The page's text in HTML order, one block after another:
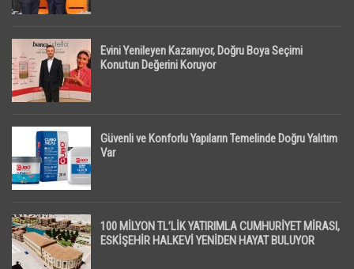
Evini Yenileyen Kazanıyor, Doğru Boya Seçimi
Konutun Değerini Koruyor
Güvenli ve Konforlu Yapıların Temelinde Doğru Yalıtım
Var
100 MİLYON TL’LİK YATIRIMLA CUMHURİYET MİRASI,
ESKİŞEHİR HALKEVİ YENİDEN HAYAT BULUYOR